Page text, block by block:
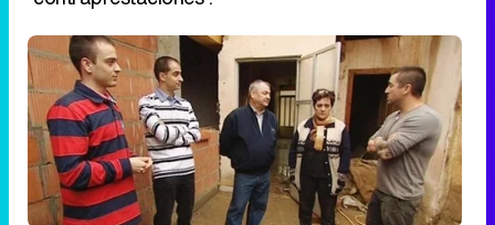
Afectados de este, ahora condenado, 'Constructor a la
fuga'
Una estafa mostrada en
'Constructor a la fuga'